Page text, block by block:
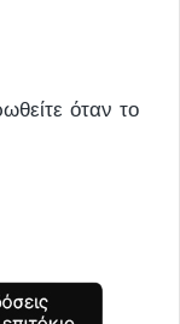
όταν το